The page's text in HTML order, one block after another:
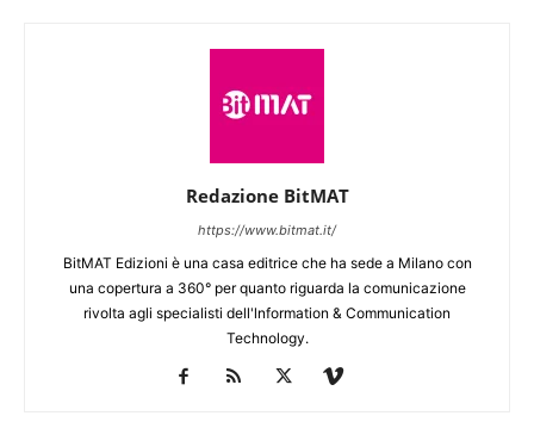
Redazione BitMAT
https://www.bitmat.it/
BitMAT Edizioni è una casa editrice che ha sede a Milano con
una copertura a 360° per quanto riguarda la comunicazione
rivolta agli specialisti dell'lnformation & Communication
Technology.